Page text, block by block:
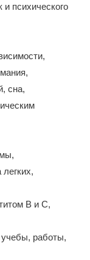
и психического
сна,
В и С,
работы,